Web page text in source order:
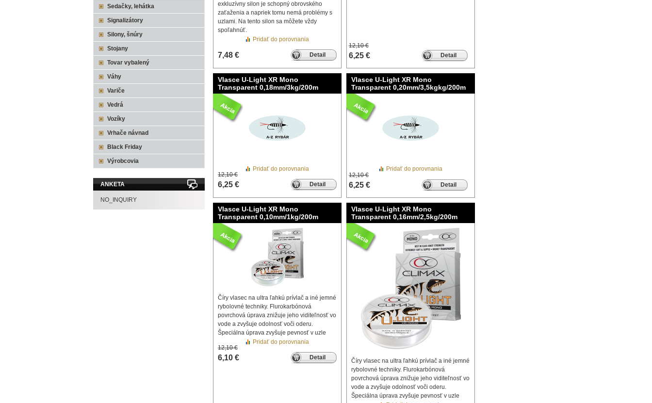
exkluzívny silon je schopný obrovského
zaťaženia a napriek tomu nemá problémy s
uzlami. Na tento silon sa môžete vždy
spoľahnúť.
7,48 € Detail
Pridať do porovnania
12,10 €
6,25 € Detail
Vlasce U-Light XR Mono
Transparent 0,18mm/3kg/200m
12,10 €
6,25 € Detail
Pridať do porovnania
Vlasce U-Light XR Mono
Transparent 0,20mm/3,5kgkg/200m
12,10 €
6,25 € Detail
Pridať do porovnania
Vlasce U-Light XR Mono
Transparent 0,10mm/1kg/200m
Číry vlasec na ultra ľahkú prívlač a iné jemné
rybolovné techniky. Flurokarbónová
povrchová úprava znižuje jeho viditeľnosť vo
vode a zvyšuje odolnosť voči oderu.
Špeciálna úprava zvyšuje pevnosť v uzle
12,10 €
6,10 € Detail
Pridať do porovnania
Vlasce U-Light XR Mono
Transparent 0,16mm/2,5kg/200m
Číry vlasec na ultra ľahkú prívlač a iné jemné
rybolovné techniky. Flurokarbónová
povrchová úprava znižuje jeho viditeľnosť vo
vode a zvyšuje odolnosť voči oderu.
Špeciálna úprava zvyšuje pevnosť v uzle
Sedačky, lehátka
Signalizátory
Silony, šnúry
Stojany
Tovar vybalený
Váhy
Variče
Vedrá
Vozíky
Vrhače návnad
Black Friday
Výrobcovia
ANKETA
NO_INQUIRY